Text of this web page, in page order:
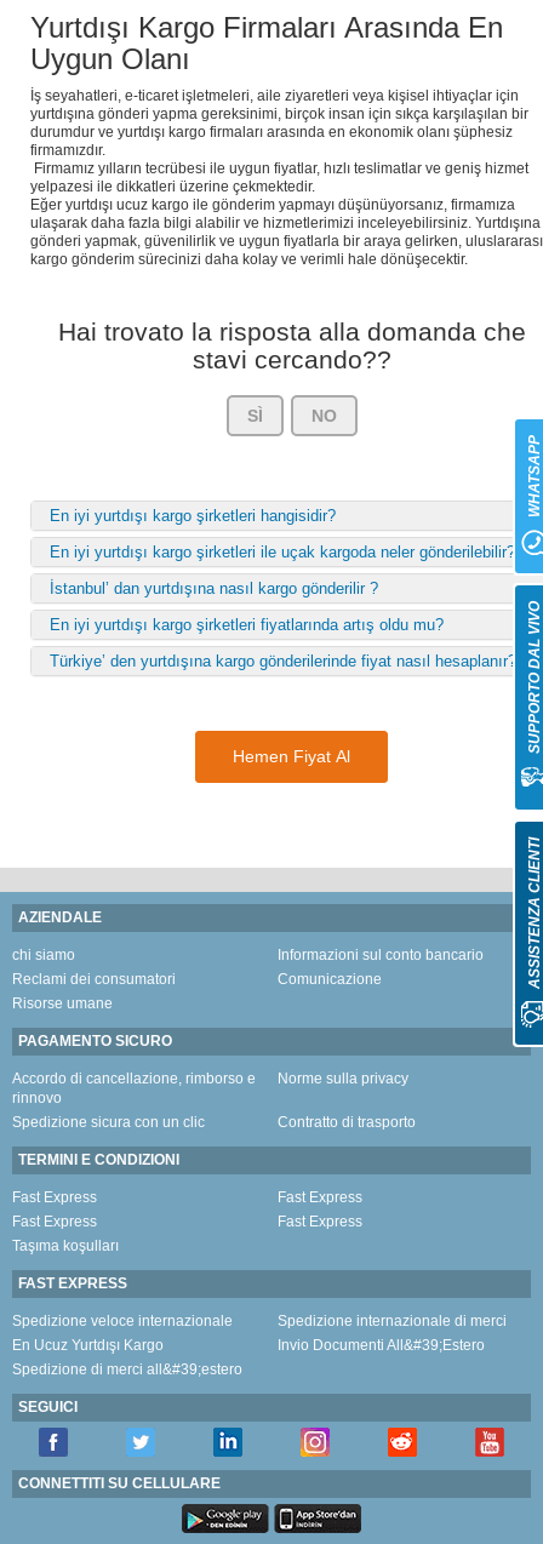
Yurtdışı Kargo Firmaları Arasında En
Uygun Olanı
İş seyahatleri, e-ticaret işletmeleri, aile ziyaretleri veya kişisel ihtiyaçlar için
yurtdışına gönderi yapma gereksinimi, birçok insan için sıkça karşılaşılan bir
durumdur ve yurtdışı kargo firmaları arasında en ekonomik olanı şüphesiz
firmamızdır.
Firmamız yılların tecrübesi ile uygun fiyatlar, hızlı teslimatlar ve geniş hizmet
yelpazesi ile dikkatleri üzerine çekmektedir.
Eğer yurtdışı ucuz kargo ile gönderim yapmayı düşünüyorsanız, firmamıza
ulaşarak daha fazla bilgi alabilir ve hizmetlerimizi inceleyebilirsiniz. Yurtdışına
gönderi yapmak, güvenilirlik ve uygun fiyatlarla bir araya gelirken, uluslararası
kargo gönderim sürecinizi daha kolay ve verimli hale dönüşecektir.
Hai trovato la risposta alla domanda che
stavi cercando??
SÌ NO
En iyi yurtdışı kargo şirketleri hangisidir?
En iyi yurtdışı kargo şirketleri ile uçak kargoda neler gönderilebilir?
İstanbul’ dan yurtdışına nasıl kargo gönderilir ?
En iyi yurtdışı kargo şirketleri fiyatlarında artış oldu mu?
Türkiye’ den yurtdışına kargo gönderilerinde fiyat nasıl hesaplanır?
Hemen Fiyat Al
AZIENDALE
chi siamo
Informazioni sul conto bancario
Reclami dei consumatori
Comunicazione
Risorse umane
PAGAMENTO SICURO
Accordo di cancellazione, rimborso e
rinnovo
Norme sulla privacy
Spedizione sicura con un clic Contratto di trasporto
TERMINI E CONDIZIONI
Fast Express
Fast Express
Fast Express
Fast Express
Taşıma koşulları
FAST EXPRESS
Spedizione veloce internazionale
Spedizione internazionale di merci
En Ucuz Yurtdışı Kargo
Invio Documenti All&#39;Estero
Spedizione di merci all&#39;estero
SEGUICI
CONNETTITI SU CELLULARE
ASSISTENZA CLIENTI
SUPPORTO DAL VIVO
WHATSAPP